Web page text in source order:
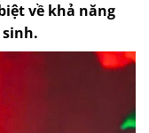
về khả năng